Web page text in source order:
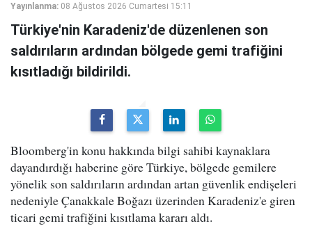
Yayınlanma: 08 Ağustos 2026 Cumartesi 15:11
Türkiye'nin Karadeniz'de düzenlenen son
saldırıların ardından bölgede gemi trafiğini
kısıtladığı bildirildi.
Bloomberg'in konu hakkında bilgi sahibi kaynaklara
dayandırdığı haberine göre Türkiye, bölgede gemilere
yönelik son saldırıların ardından artan güvenlik endişeleri
nedeniyle Çanakkale Boğazı üzerinden Karadeniz'e giren
ticari gemi trafiğini kısıtlama kararı aldı.